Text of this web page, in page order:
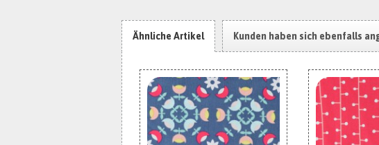
Ähnliche Artikel Kunden haben sich ebenfalls